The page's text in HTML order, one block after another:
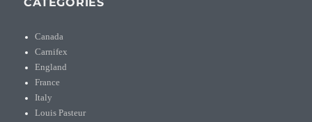
Canada
Carnifex
England
France
Italy
Louis Pasteur